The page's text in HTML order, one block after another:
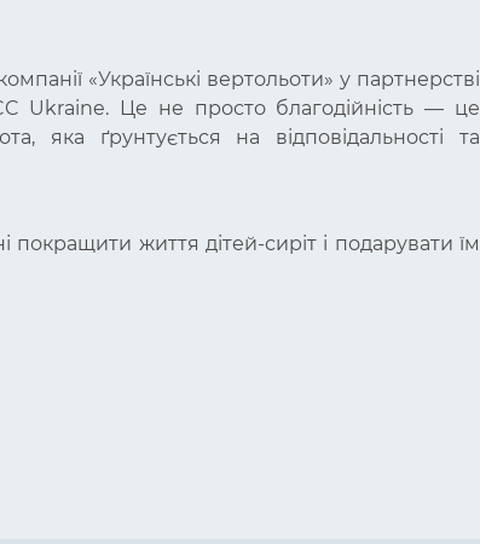
«Українські вертольоти» у партнерстві
Ukraine. Це не просто благодійність — це
яка ґрунтується на відповідальності та
покращити життя дітей-сиріт і подарувати їм